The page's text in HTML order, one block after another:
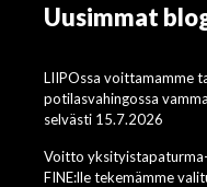
Uusimmat
LIIPOssa voittamamme
potilasvahingossa
selvästi 15.7.2026
Voitto
FINE:lle tekemämme